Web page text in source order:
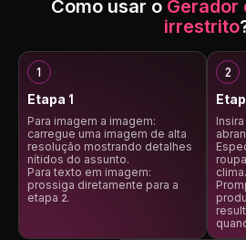
Como usar o Gerador
irrestrito
Etapa 1
Para imagem a imagem:
carregue uma imagem de alta
resolução mostrando detalhes
nítidos do assunto.
Para texto em imagem:
prossiga diretamente para a
etapa 2.
clima.